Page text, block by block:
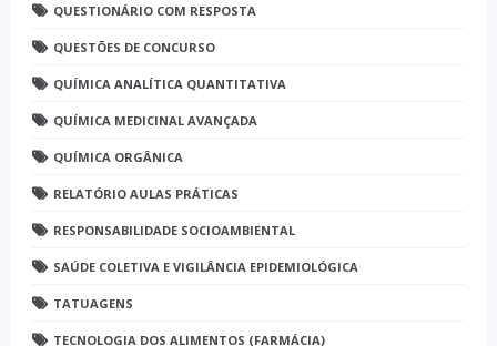
QUESTIONÁRIO COM RESPOSTA
QUESTÕES DE CONCURSO
QUÍMICA ANALÍTICA QUANTITATIVA
QUÍMICA MEDICINAL AVANÇADA
QUÍMICA ORGÂNICA
RELATÓRIO AULAS PRÁTICAS
RESPONSABILIDADE SOCIOAMBIENTAL
SAÚDE COLETIVA E VIGILÂNCIA EPIDEMIOLÓGICA
TATUAGENS
TECNOLOGIA DOS ALIMENTOS (FARMÁCIA)